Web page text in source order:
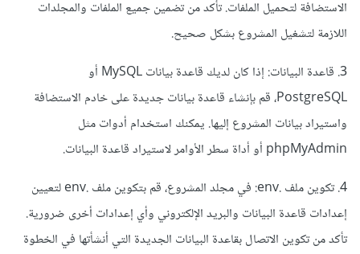
الاستضافة لتحميل الملفات. تأكد من تضمين جميع الملفات والمجلدات
اللازمة لتشغيل المشروع بشكل صحيح.
3. قاعدة البيانات: إذا كان لديك قاعدة بيانات MySQL أو
PostgreSQL، قم بإنشاء قاعدة بيانات جديدة على خادم الاستضافة
واستيراد بيانات المشروع إليها. يمكنك استخدام أدوات مثل
phpMyAdmin أو أداة سطر الأوامر لاستيراد قاعدة البيانات.
4. تكوين ملف .env: في مجلد المشروع، قم بتكوين ملف .env لتعيين
إعدادات قاعدة البيانات والبريد الإلكتروني وأي إعدادات أخرى ضرورية.
تأكد من تكوين الاتصال بقاعدة البيانات الجديدة التي أنشأتها في الخطوة